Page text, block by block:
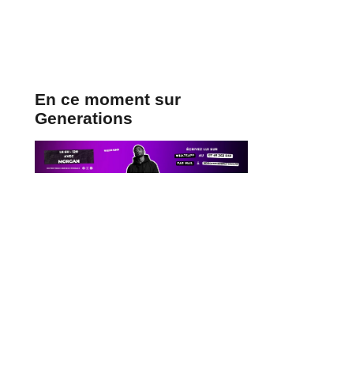
En ce moment sur
Generations